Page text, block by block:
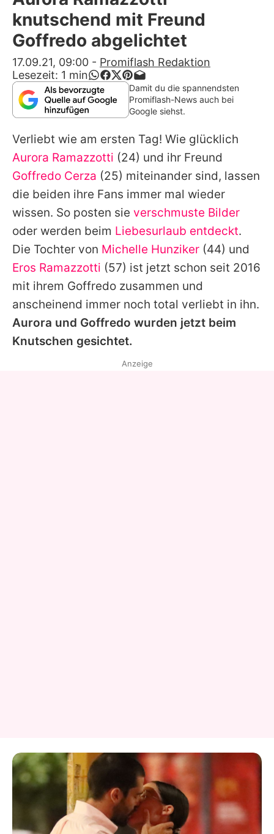
Alle Themen auf Promiflash
Jobs
App runterladen
Team
Redaktionelle Richtlinien
Impressum
Datenschutzerklärung
Nutzungsbedingungen
Utiq verwalten
knutschend mit Freund
Goffredo abgelichtet
17.09.21, 09:00 - Promiflash Redaktion
Lesezeit: 1 min
Damit du die spannendsten
Promiflash-News auch bei
Google siehst.
Verliebt wie am ersten Tag! Wie glücklich
Aurora Ramazzotti (24) und ihr Freund
Goffredo Cerza (25) miteinander sind, lassen
die beiden ihre Fans immer mal wieder
wissen. So posten sie verschmuste Bilder
oder werden beim Liebesurlaub entdeckt.
Die Tochter von Michelle Hunziker (44) und
Eros Ramazzotti (57) ist jetzt schon seit 2016
mit ihrem Goffredo zusammen und
anscheinend immer noch total verliebt in ihn.
Aurora und Goffredo wurden jetzt beim
Knutschen gesichtet.
Anzeige